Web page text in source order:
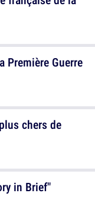
Première Guerre
in Brief"
chers de